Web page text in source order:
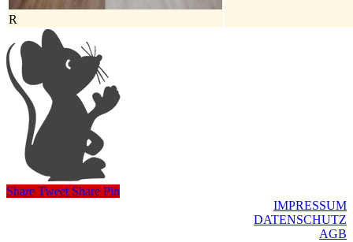
R
Share Tweet Share Pin
IMPRESSUM
DATENSCHUTZ
AGB